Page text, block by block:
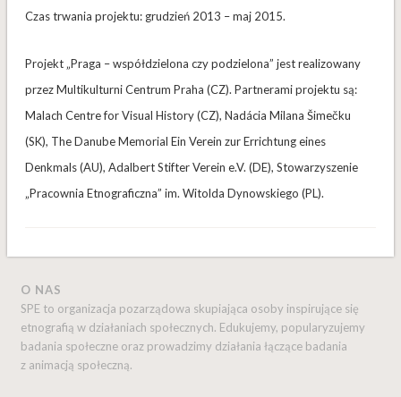
Czas trwania projektu: grudzień 2013 – maj 2015.
Projekt „Praga – współdzielona czy podzielona” jest realizowany
przez Multikulturni Centrum Praha (CZ). Partnerami projektu są:
Malach Centre for Visual History (CZ), Nadácia Milana Šimečku
(SK), The Danube Memorial Ein Verein zur Errichtung eines
Denkmals (AU), Adalbert Stifter Verein e.V. (DE), Stowarzyszenie
„Pracownia Etnograficzna” im. Witolda Dynowskiego (PL).
O NAS
SPE to organizacja pozarządowa skupiająca osoby inspirujące się
etnografią w działaniach społecznych. Edukujemy, popularyzujemy
badania społeczne oraz prowadzimy działania łączące badania
z animacją społeczną.